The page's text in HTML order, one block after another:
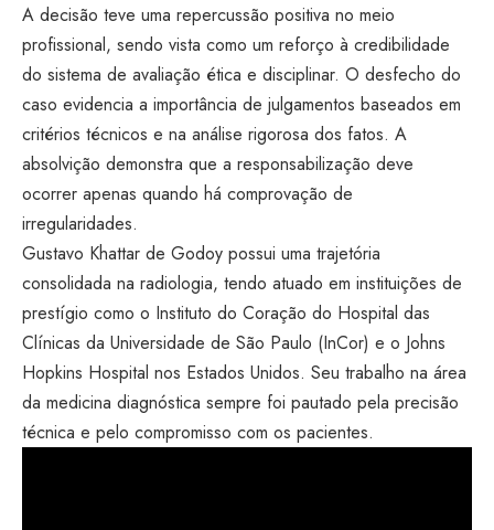
A decisão teve uma repercussão positiva no meio
profissional, sendo vista como um reforço à credibilidade
do sistema de avaliação ética e disciplinar. O desfecho do
caso evidencia a importância de julgamentos baseados em
critérios técnicos e na análise rigorosa dos fatos. A
absolvição demonstra que a responsabilização deve
ocorrer apenas quando há comprovação de
irregularidades.
Gustavo Khattar de Godoy possui uma trajetória
consolidada na radiologia, tendo atuado em instituições de
prestígio como o Instituto do Coração do Hospital das
Clínicas da Universidade de São Paulo (InCor) e o Johns
Hopkins Hospital nos Estados Unidos. Seu trabalho na área
da medicina diagnóstica sempre foi pautado pela precisão
técnica e pelo compromisso com os pacientes.